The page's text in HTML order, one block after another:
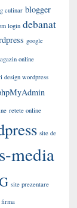
culinar blogger
login debanat
google
online
design wordpress
retete online
site de
media
site prezentare
firma